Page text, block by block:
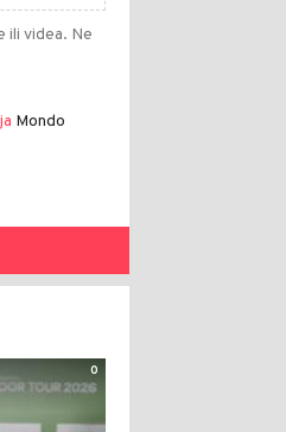
ili videa. Ne
Mondo
0